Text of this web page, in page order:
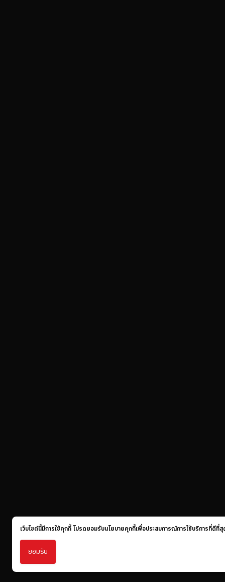
เว็บไซต์นี้มีการใช้คุกกี้ โปรดยอมรับนโยบายคุกกี้เพื่อประสบการณ์การใช้บริการที่ดี
ยอมรับ